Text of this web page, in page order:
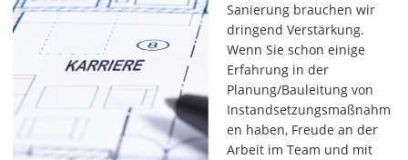
Sanierung brauchen wir
dringend Verstärkung.
Wenn Sie schon einige
Erfahrung in der
Planung/Bauleitung von
Instandsetzungsmaßnahm
en haben, Freude an der
Arbeit im Team und mit